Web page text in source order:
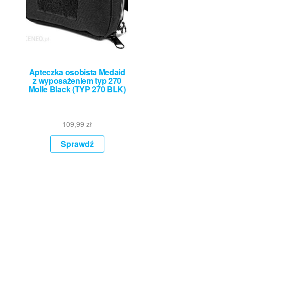
Apteczka osobista Medaid
z wyposażeniem typ 270
Molle Black (TYP 270 BLK)
109,99zł
Sprawdź